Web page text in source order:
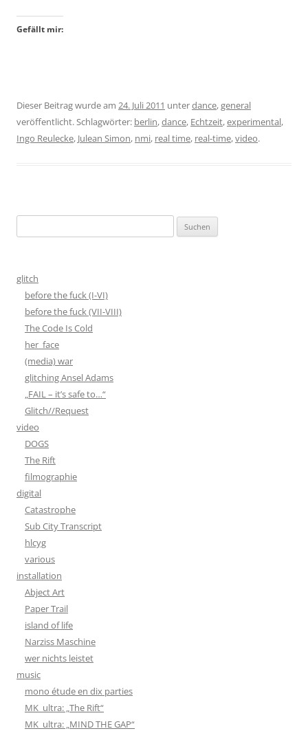
Gefällt mir:
Dieser Beitrag wurde am 24. Juli 2011 unterdance,general
veröffentlicht. Schlagwörter: berlin,dance, Echtzeit,experimental,
Ingo Reulecke, Julean Simon, nmi, real time, real-time,video.
nach:
glitch
before the fuck (I-VI)
before the fuck (VII-VIII)
The Code Is Cold
her_face
(media) war
glitching Ansel Adams
„FAIL – it’s safe to…“
Glitch//Request
video
DOGS
The Rift
filmographie
digital
Catastrophe
Sub City Transcript
hlcyg
various
installation
Abject Art
Paper Trail
island of life
Narziss Maschine
wer nichts leistet
music
mono étude en dix parties
MK_ultra: „The Rift“
MK_ultra: „MIND THE GAP“